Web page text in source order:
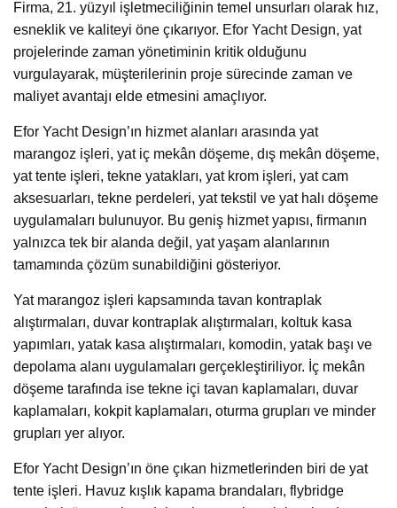
Firma, 21. yüzyıl işletmeciliğinin temel unsurları olarak hız,
esneklik ve kaliteyi öne çıkarıyor. Efor Yacht Design, yat
projelerinde zaman yönetiminin kritik olduğunu
vurgulayarak, müşterilerinin proje sürecinde zaman ve
maliyet avantajı elde etmesini amaçlıyor.
Efor Yacht Design’ın hizmet alanları arasında yat
marangoz işleri, yat iç mekân döşeme, dış mekân döşeme,
yat tente işleri, tekne yatakları, yat krom işleri, yat cam
aksesuarları, tekne perdeleri, yat tekstil ve yat halı döşeme
uygulamaları bulunuyor. Bu geniş hizmet yapısı, firmanın
yalnızca tek bir alanda değil, yat yaşam alanlarının
tamamında çözüm sunabildiğini gösteriyor.
Yat marangoz işleri kapsamında tavan kontraplak
alıştırmaları, duvar kontraplak alıştırmaları, koltuk kasa
yapımları, yatak kasa alıştırmaları, komodin, yatak başı ve
depolama alanı uygulamaları gerçekleştiriliyor. İç mekân
döşeme tarafında ise tekne içi tavan kaplamaları, duvar
kaplamaları, kokpit kaplamaları, oturma grupları ve minder
grupları yer alıyor.
Efor Yacht Design’ın öne çıkan hizmetlerinden biri de yat
tente işleri. Havuz kışlık kapama brandaları, flybridge